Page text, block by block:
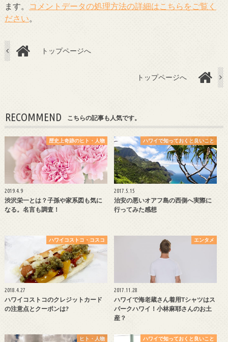
ます。
コメントデータの処理方法の詳細はこちらをご覧く
ださい
トップページへ
トップページへ
RECOMMEND こちらの記事も人気です。
歴史上奇跡のヒト・人物
2019.4.9
渋沢栄一とは？子孫や家系図も気に
なる。名言も調査！
ハワイで知っておくと良いこと
2017.5.15
治安の悪いオアフ島の西側へ実際に
行ってみた感想
ハワイコストコ・コスコ
2018.4.27
ハワイコストコのクレジットカード
の注意点とクーポンは?
エンタメ
2017.11.28
ハワイで海老蔵さん着用Tシャツはス
パークハワイ！小林麻耶さんのお土
産？
ヒト・人物 ハワイで知っておくと良いこと